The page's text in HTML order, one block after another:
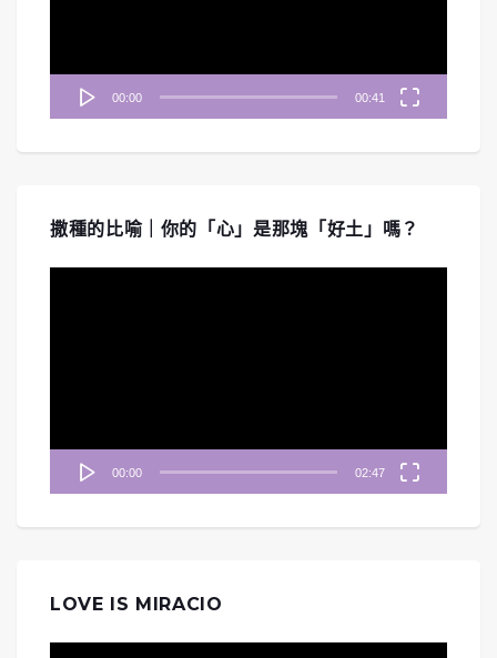
00:00 00:41
撒種的比喻｜你的「心」是那塊「好土」嗎？
00:00 02:47
LOVE IS MIRACIO